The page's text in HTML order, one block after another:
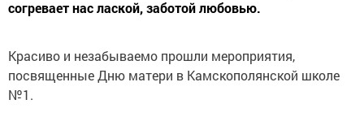
согревает нас лаской, заботой любовью.
Красиво и незабываемо прошли мероприятия,
посвященные Дню матери в Камскополянской школе
№1.